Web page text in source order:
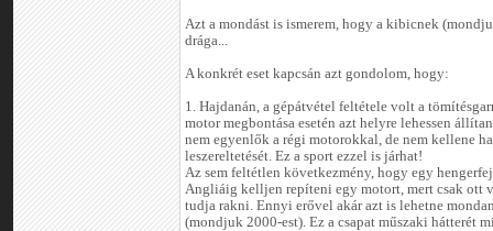
Azt a mondást is ismerem, hogy a kibicnek
drága...
A konkrét eset kapcsán azt gondolom, hogy:
1. Hajdanán, a gépátvétel feltétele volt a
motor megbontása esetén azt helyre lehessen
nem egyenlők a régi motorokkal, de nem kellene
leszereltetését. Ez a sport ezzel is járhat!
Az sem feltétlen következmény, hogy egy hengerfej
Angliáig kelljen repíteni egy motort, mert csak ott
tudja rakni. Ennyi erővel akár azt is lehetne
(mondjuk 2000-est). Ez a csapat műszaki hátterét